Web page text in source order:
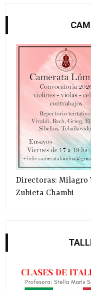
Directoras: Milagro
Zubieta Chambi